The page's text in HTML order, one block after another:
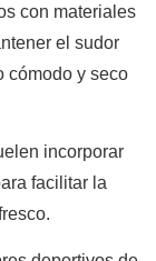
con materiales
el sudor
cómodo y seco
incorporar
facilitar la